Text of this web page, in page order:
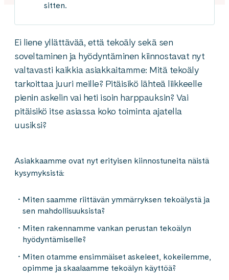
sitten.
Ei liene yllättävää, että tekoäly sekä sen
soveltaminen ja hyödyntäminen kiinnostavat nyt
valtavasti kaikkia asiakkaitamme: Mitä tekoäly
tarkoittaa juuri meille? Pitäisikö lähteä liikkeelle
pienin askelin vai heti isoin harppauksin? Vai
pitäisikö itse asiassa koko toiminta ajatella
uusiksi?
Asiakkaamme ovat nyt erityisen kiinnostuneita näistä
kysymyksistä:
Miten saamme riittävän ymmärryksen tekoälystä ja
sen mahdollisuuksista?
Miten rakennamme vankan perustan tekoälyn
hyödyntämiselle?
Miten otamme ensimmäiset askeleet, kokeilemme,
opimme ja skaalaamme tekoälyn käyttöä?